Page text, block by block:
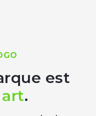
est
art.